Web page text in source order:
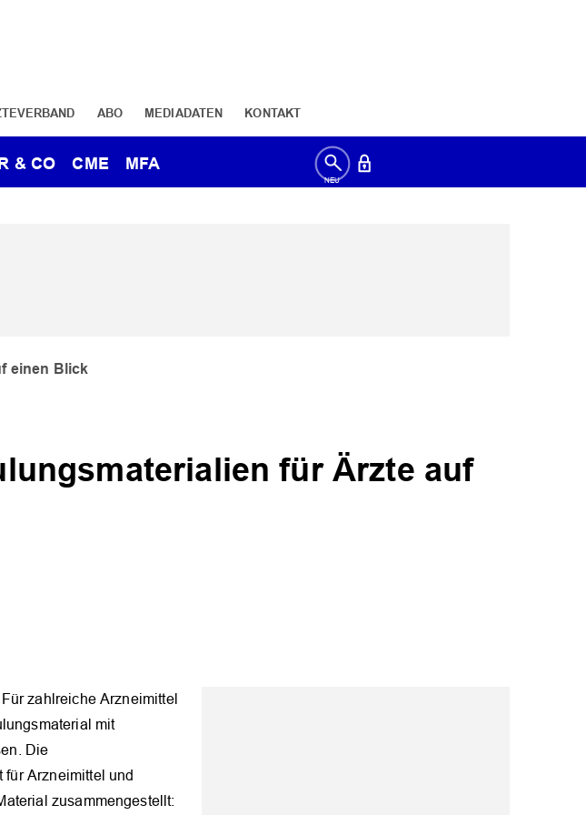
ABO MEDIADATEN KONTAKT
& CO CME MFA
einen Blick
für Ärzte auf
zahlreiche Arzneimittel
mit
Die
Arzneimittel und
zusammengestellt: